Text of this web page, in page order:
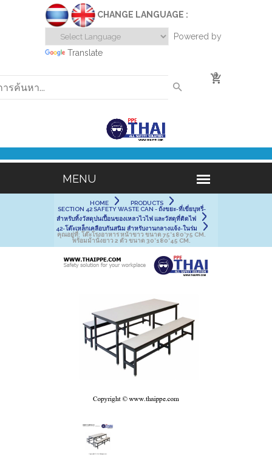
CHANGE LANGUAGE :
Powered by
Translate
0
HOME
PRODUCTS
SECTION 42 SAFETY WASTE CAN - ถังขยะ-ที่เขี่ยบุหรี่-
สำหรับทิ้งวัสดุปนเปื้อนของเหลวไวไฟ และวัสดุที่ติดไฟ
42-โต๊ะเหล็กเคลือบกันสนิม สำหรับงานกลางแจ้ง-ในร่ม
คุณอยู่ที่: โต๊ะโรงอาหาร หน้าขาว ขนาด 75*180*75 CM.
พร้อมม้านั่งยาว 2 ตัว ขนาด 30*180*45 CM.